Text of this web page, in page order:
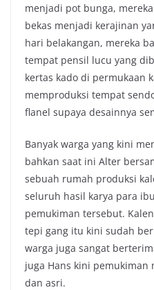
menjadi pot bunga,
bekas menjadi kerajinan
hari belakangan, mereka
tempat pensil lucu yang
kertas kado di permukaan
memproduksi tempat
flanel supaya desainnya
Banyak warga yang kini
bahkan saat ini Alter
sebuah rumah produksi
seluruh hasil karya para
pemukiman tersebut.
tepi gang itu kini sudah
warga juga sangat
juga Hans kini
dan asri.